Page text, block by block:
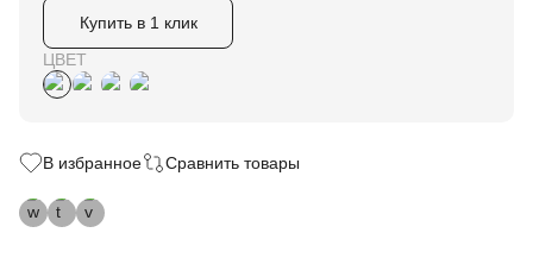
Купить в 1 клик
ЦВЕТ
В избранное Сравнить товары